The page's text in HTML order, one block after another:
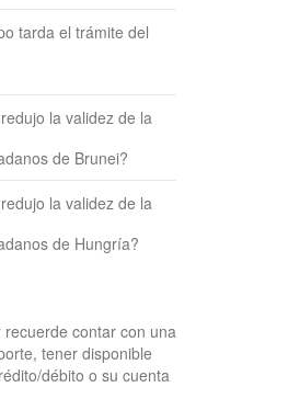
tarda el trámite del
la validez de la
de Brunei?
la validez de la
de Hungría?
contar con una
tener disponible
débito o su cuenta